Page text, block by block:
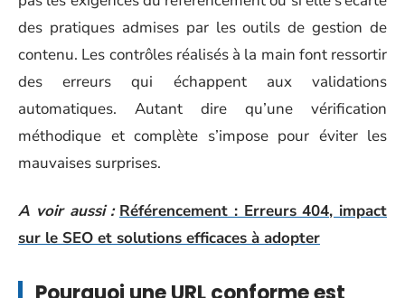
des pratiques admises par les outils de gestion de
contenu. Les contrôles réalisés à la main font ressortir
des erreurs qui échappent aux validations
automatiques. Autant dire qu’une vérification
méthodique et complète s’impose pour éviter les
mauvaises surprises.
A voir aussi : Référencement : Erreurs 404, impact
sur le SEO et solutions efficaces à adopter